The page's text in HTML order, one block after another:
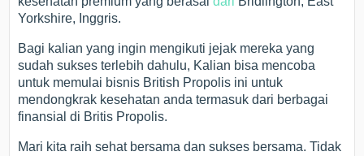
Yorkshire, Inggris.
Bagi kalian yang ingin mengikuti jejak mereka yang
sudah sukses terlebih dahulu, Kalian bisa mencoba
untuk memulai bisnis British Propolis ini untuk
mendongkrak kesehatan anda termasuk dari berbagai
finansial di Britis Propolis.
Mari kita raih sehat bersama dan sukses bersama. Tidak